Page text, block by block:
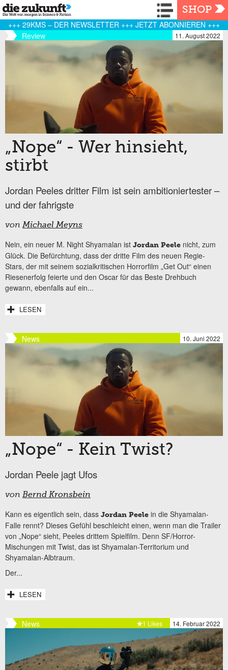
Navigation
SHOP
+++ 29KMS – DER NEWSLETTER +++ JETZT ABONNIEREN +++
Review
11. August 2022
„Nope“ - Wer hinsieht,
stirbt
Jordan Peeles dritter Film ist sein ambitioniertester –
und der fahrigste
vonMichael Meyns
Nein, ein neuer M. Night Shyamalan ist Jordan Peele nicht, zum
Glück. Die Befürchtung, dass der dritte Film des neuen Regie-
Stars, der mit seinem sozialkritischen Horrorfilm „Get Out“ einen
Riesenerfolg feierte und den Oscar für das Beste Drehbuch
gewann, ebenfalls auf ein...
LESEN
News 10. Juni 2022
„Nope“ - Kein Twist?
Jordan Peele jagt Ufos
von Bernd Kronsbein
Kann es eigentlich sein, dass Jordan Peele in die Shyamalan-
Falle rennt? Dieses Gefühl beschleicht einen, wenn man die Trailer
von „Nope“ sieht, Peeles drittem Spielfilm. Denn SF/Horror-
Mischungen mit Twist, das ist Shyamalan-Territorium und
Shyamalan-Albtraum.
Der...
LESEN
News 14. Februar 2022
1 Likes